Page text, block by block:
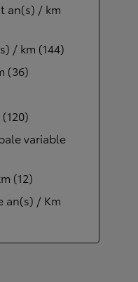
an(s) / km
/ km (144)
(36)
variable
(12)
an(s) / Km